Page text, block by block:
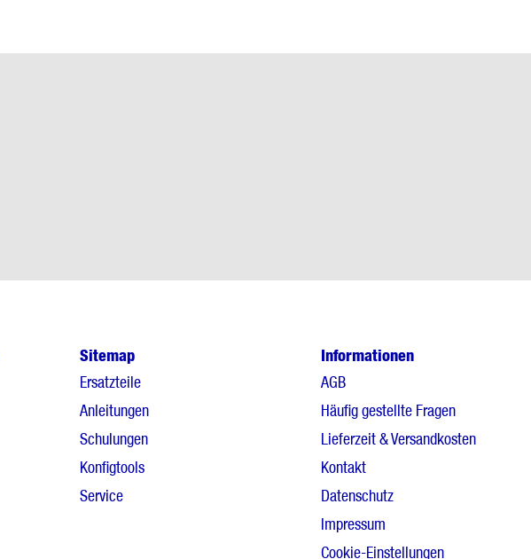
Sitemap
Ersatzteile
Anleitungen
Schulungen
Konfigtools
Service
Informationen
AGB
Häufig gestellte Fragen
Lieferzeit & Versandkosten
Kontakt
Datenschutz
Impressum
Cookie-Einstellungen